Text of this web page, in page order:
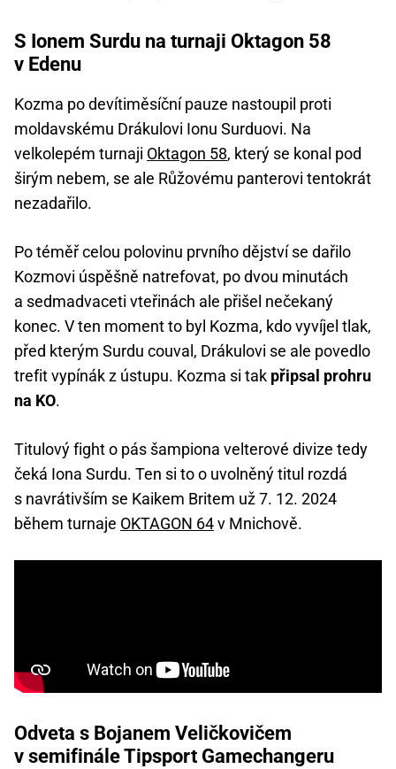
S Ionem Surdu na turnaji Oktagon 58
v Edenu
Kozma po devítiměsíční pauze nastoupil proti
moldavskému Drákulovi Ionu Surduovi. Na
velkolepém turnaji Oktagon 58, který se konal pod
širým nebem, se ale Růžovému panterovi tentokrát
nezadařilo.
Po téměř celou polovinu prvního dějství se dařilo
Kozmovi úspěšně natrefovat, po dvou minutách
a sedmadvaceti vteřinách ale přišel nečekaný
konec. V ten moment to byl Kozma, kdo vyvíjel tlak,
před kterým Surdu couval, Drákulovi se ale povedlo
trefit vypínák z ústupu. Kozma si tak připsal prohru
na KO.
Titulový fight o pás šampiona velterové divize tedy
čeká Iona Surdu. Ten si to o uvolněný titul rozdá
s navrátivším se Kaikem Britem už 7. 12. 2024
během turnaje OKTAGON 64v Mnichově.
Odveta s Bojanem Veličkovičem
v semifinále Tipsport Gamechangeru